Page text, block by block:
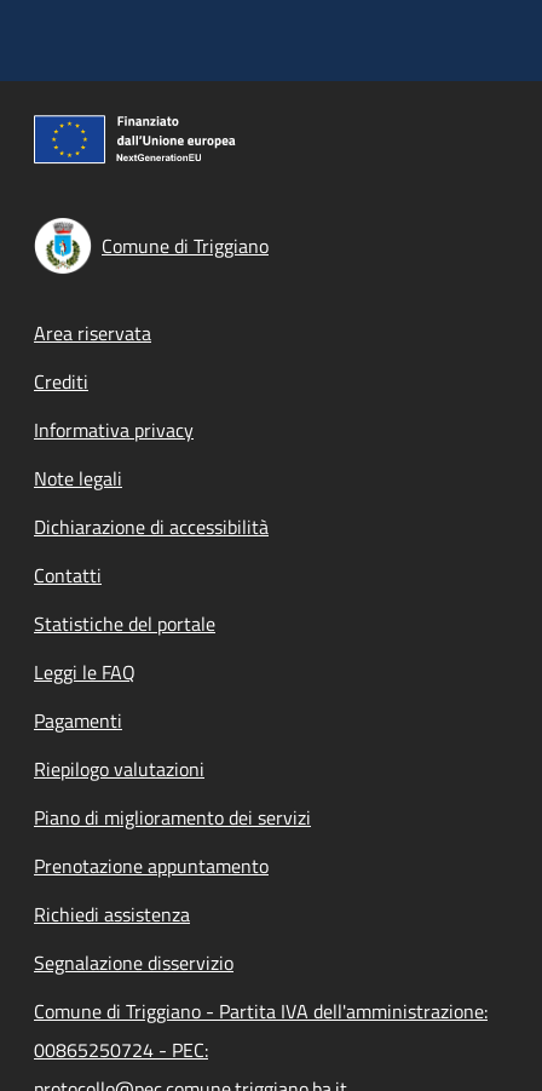
Comune di Triggiano
Footer menu
Area riservata
Crediti
Informativa privacy
Note legali
Dichiarazione di accessibilità
Contatti
Statistiche del portale
Leggi le FAQ
Pagamenti
Riepilogo valutazioni
Piano di miglioramento dei servizi
Prenotazione appuntamento
Richiedi assistenza
Segnalazione disservizio
Comune di Triggiano - Partita IVA dell'amministrazione:
00865250724 - PEC: